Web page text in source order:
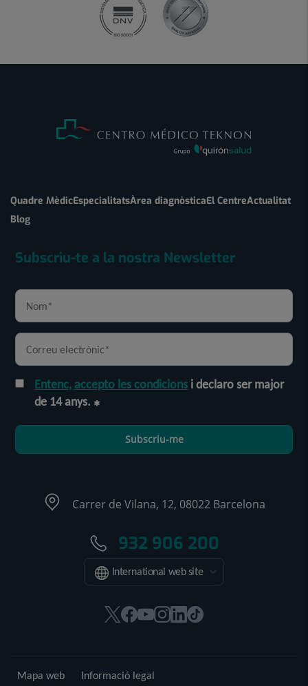
Quadre MèdicEspecialitatsÀrea diagnòsticaEl CentreActualitat
Blog
Subscriu-te a la nostra Newsletter
Entenc, accepto les condicions i declaro ser major
de 14 anys.
Subscriu-me
Carrer de Vilana, 12, 08022 Barcelona
932 906 200
International web site
Aquest
una
Aquest
una
Aquest
una
Aquest
AquestEnllaç
Mapa web Informació legal